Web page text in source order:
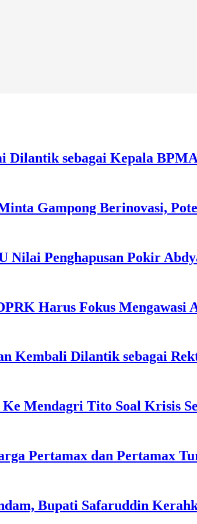
Dilantik sebagai Kepala
Gampong Berinovasi,
Nilai Penghapusan Pokir
Harus Fokus Mengawasi
Kembali Dilantik sebagai
Mendagri Tito Soal Krisis
Pertamax dan Pertamax
Bupati Safaruddin